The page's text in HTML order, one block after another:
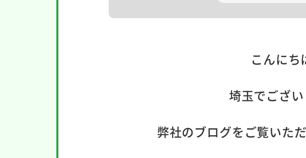
こんにち
埼玉でござ
弊社のブログをご覧いた